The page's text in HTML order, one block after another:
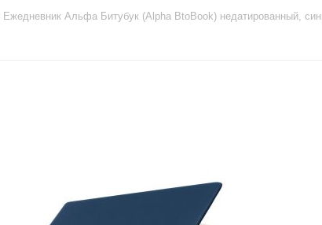
Ежедневник Альфа Битубук (Alpha BtoBook) недатированный,